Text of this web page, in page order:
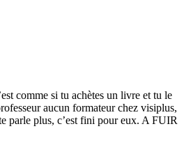
comme si tu achètes un livre et tu le
aucun formateur chez visiplus,
parle plus, c’est fini pour eux. A FUIR